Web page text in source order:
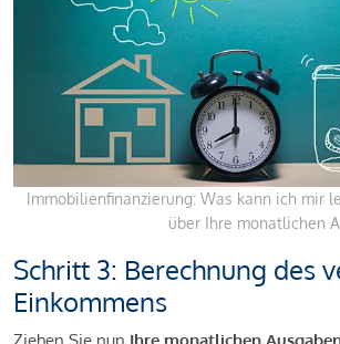
Immobilienfinanzierung: Was kann ich mir
über Ihre monatlichen
Schritt 3: Berechnung des
Einkommens